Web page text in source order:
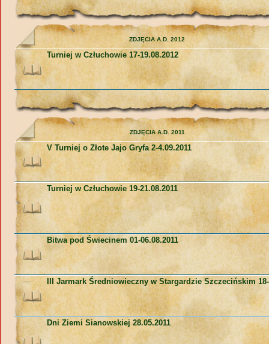
ZDJĘCIA A.D. 2012
Turniej w Człuchowie 17-19.08.2012
ZDJĘCIA A.D. 2011
V Turniej o Złote Jajo Gryfa 2-4.09.2011
Turniej w Człuchowie 19-21.08.2011
Bitwa pod Świecinem 01-06.08.2011
III Jarmark Średniowieczny w Stargardzie Szczecińskim 18-
Dni Ziemi Sianowskiej 28.05.2011